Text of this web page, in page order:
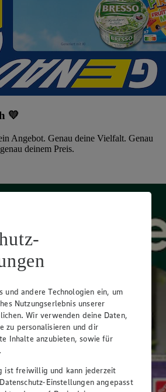
💛
Angebot. Genau deine Vielfalt. Genau
deinem Preis.
und andere Technologien ein, um
Nutzungserlebnis unserer
Wir verwenden deine Daten,
zu personalisieren und dir
Inhalte anzubieten, sowie für
ist freiwillig und kann jederzeit
Einstellungen angepasst